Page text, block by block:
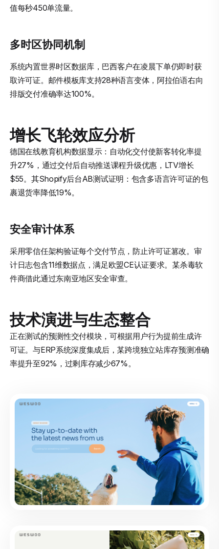
值每秒450单流量。
多时区协同机制
系统内置世界时区数据库，巴西客户在凌晨下单仍即时获
取许可证。邮件模板库支持28种语言变体，阿拉伯语右向
排版交付准确率达100%。
增长飞轮效应分析
德国在线教育机构数据显示：自动化交付使新客转化率提
升27%，通过交付后自动推送课程升级优惠，LTV增长
$55。其Shopify后台AB测试证明：包含多语言许可证的包
裹退货率降低19%。
安全审计体系
采用零信任架构验证每个交付节点，防止许可证篡改。审
计日志包含11维数据点，满足欧盟CE认证要求。某杀毒软
件商借此通过东南亚地区安全审查。
技术演进与生态整合
正在测试的预测性交付模块，可根据用户行为提前生成许
可证。与ERP系统深度集成后，某跨境独立站库存预测准确
率提升至92%，过剩库存减少67%。